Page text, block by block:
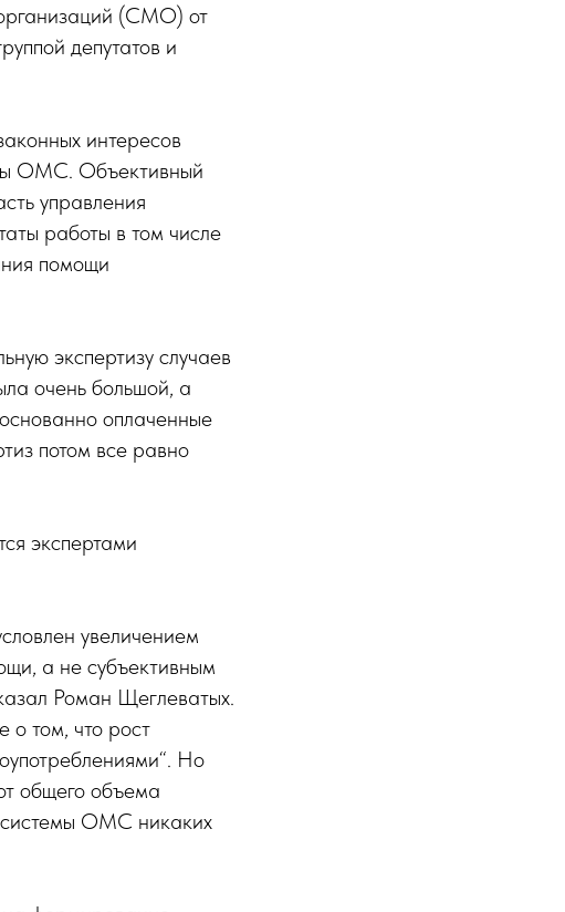
(СМО) от
депутатов и
интересов
ОМС. Объективный
управления
работы в том числе
помощи
экспертизу случаев
очень большой, а
оплаченные
потом все равно
экспертами
увеличением
а не субъективным
Роман Щеглеватых.
о том, что рост
Но
общего объема
системы ОМС никаких